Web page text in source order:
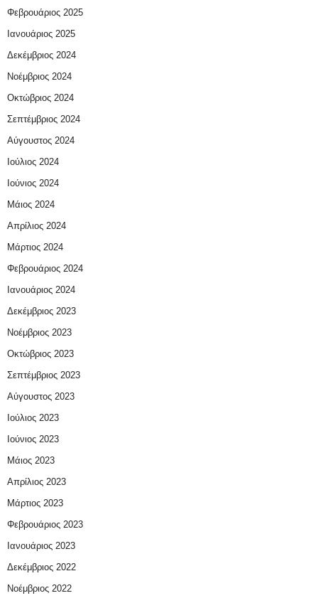
Φεβρουάριος 2025
Ιανουάριος 2025
Δεκέμβριος 2024
Νοέμβριος 2024
Οκτώβριος 2024
Σεπτέμβριος 2024
Αύγουστος 2024
Ιούλιος 2024
Ιούνιος 2024
Μάιος 2024
Απρίλιος 2024
Μάρτιος 2024
Φεβρουάριος 2024
Ιανουάριος 2024
Δεκέμβριος 2023
Νοέμβριος 2023
Οκτώβριος 2023
Σεπτέμβριος 2023
Αύγουστος 2023
Ιούλιος 2023
Ιούνιος 2023
Μάιος 2023
Απρίλιος 2023
Μάρτιος 2023
Φεβρουάριος 2023
Ιανουάριος 2023
Δεκέμβριος 2022
Νοέμβριος 2022